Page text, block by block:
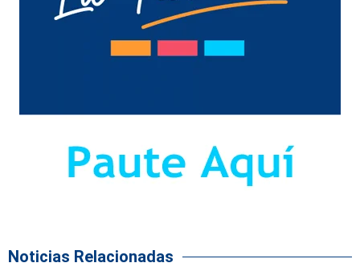
Noticias Relacionadas